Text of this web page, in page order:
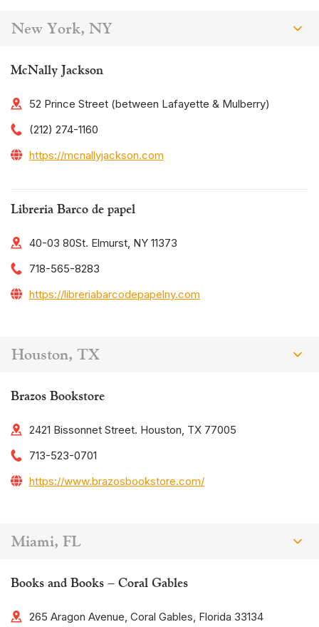
New York, NY
McNally Jackson
52 Prince Street (between Lafayette & Mulberry)
(212) 274-1160
https://mcnallyjackson.com
Libreria Barco de papel
40-03 80St. Elmurst, NY 11373
718-565-8283
https://libreriabarcodepapelny.com
Houston, TX
Brazos Bookstore
2421 Bissonnet Street. Houston, TX 77005
713-523-0701
https://www.brazosbookstore.com/
Miami, FL
Books and Books – Coral Gables
265 Aragon Avenue, Coral Gables, Florida 33134